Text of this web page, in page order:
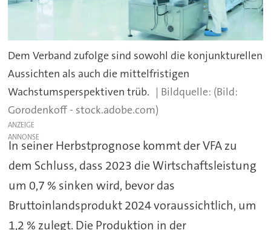
Dem Verband zufolge sind sowohl die konjunkturellen
Aussichten als auch die mittelfristigen
Wachstumsperspektiven trüb.
(Bild:
Gorodenkoff - stock.adobe.com)
ANZEIGE
In seiner Herbstprognose kommt der VFA zu
dem Schluss, dass 2023 die Wirtschaftsleistung
um 0,7 % sinken wird, bevor das
Bruttoinlandsprodukt 2024 voraussichtlich, um
1,2 % zulegt. Die Produktion in der